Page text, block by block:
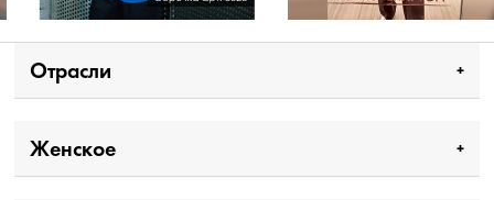
Отрасли
Женское